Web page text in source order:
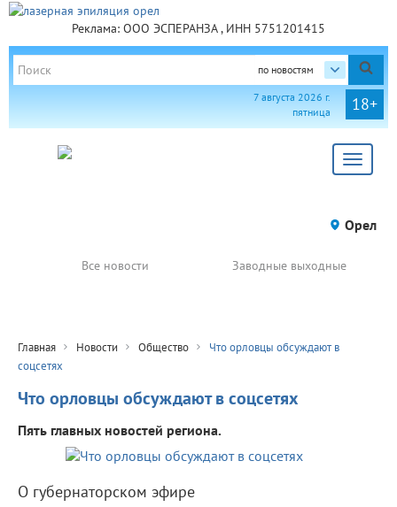
Реклама: ООО ЭСПЕРАНЗА , ИНН 5751201415
по новостям
18+
7 августа 2026 г.
пятница
Toggle
Орел
Все новости Заводные выходные
Главная Новости Общество
Что орловцы обсуждают в
соцсетях
Что орловцы обсуждают в соцсетях
Пять главных новостей региона.
О губернаторском эфире